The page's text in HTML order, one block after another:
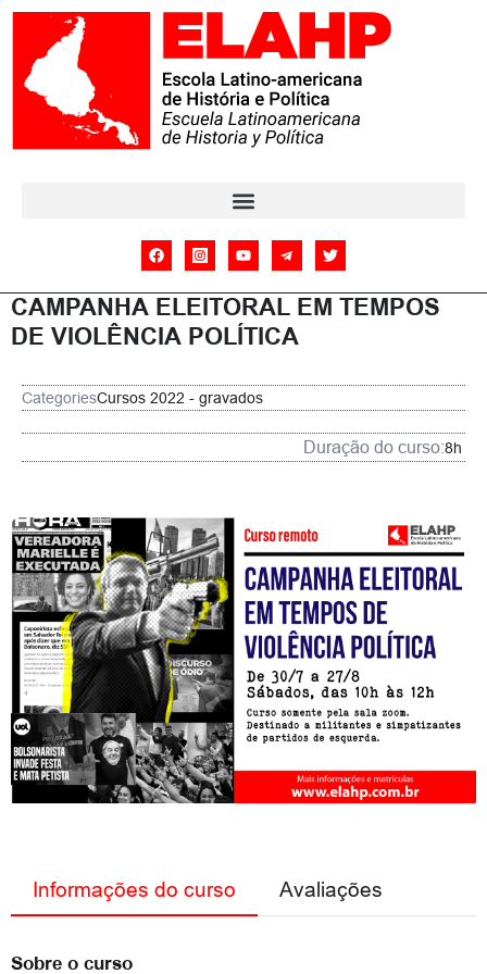
CAMPANHA ELEITORAL EM TEMPOS
DE VIOLÊNCIA POLÍTICA
CategoriesCursos 2022 - gravados
Duração do curso:8h
Informações do curso Avaliações
Sobre o curso